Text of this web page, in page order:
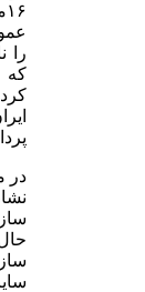
۱۶
را
که
در